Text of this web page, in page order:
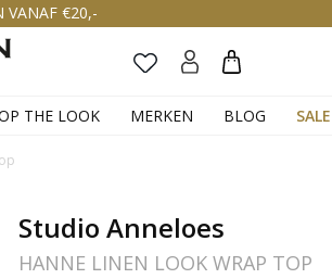
VANAF €20,-
THE LOOK MERKEN BLOG SALE
Studio Anneloes
HANNE LINEN LOOK WRAP TOP